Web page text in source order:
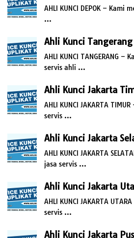
AHLI KUNCI DEPOK – Kami
…
Ahli Kunci Tangerang
AHLI KUNCI TANGERANG –
servis ahli …
Ahli Kunci Jakarta
AHLI KUNCI JAKARTA
servis …
Ahli Kunci Jakarta
AHLI KUNCI JAKARTA
jasa servis …
Ahli Kunci Jakarta
AHLI KUNCI JAKARTA
servis …
Ahli Kunci Jakarta